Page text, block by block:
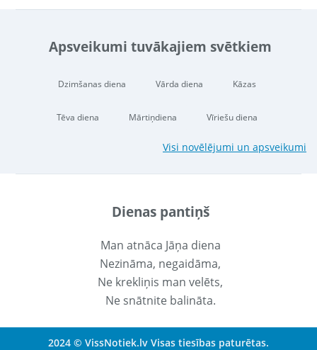
Apsveikumi tuvākajiem svētkiem
Dzimšanas diena Vārda diena Kāzas
Tēva diena Mārtiņdiena Vīriešu diena
Visi novēlējumi un apsveikumi
Dienas pantiņš
Man atnāca Jāņa diena
Nezināma, negaidāma,
Ne krekliņis man velēts,
Ne snātnite balināta.
2024 © VissNotiek.lv Visas tiesības paturētas.